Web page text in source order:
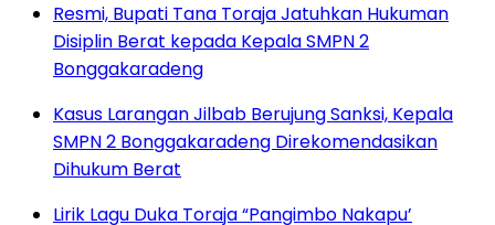
Resmi, Bupati Tana Toraja Jatuhkan Hukuman
Disiplin Berat kepada Kepala SMPN 2
Bonggakaradeng
Kasus Larangan Jilbab Berujung Sanksi, Kepala
SMPN 2 Bonggakaradeng Direkomendasikan
Dihukum Berat
Lirik Lagu Duka Toraja “Pangimbo Nakapu’